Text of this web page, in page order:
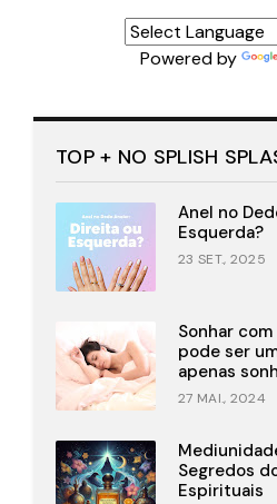
Powered by
TOP + NO SPLISH
Anel no
Esquerda?
23 SET., 2025
Sonhar
pode ser
apenas
27 MAI., 2024
Segredos
Espirituais